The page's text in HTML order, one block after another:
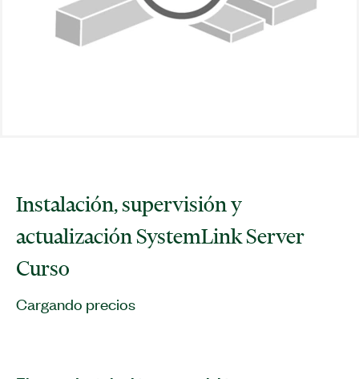
Instalación, supervisión y
actualización SystemLink Server
Curso
Cargando precios